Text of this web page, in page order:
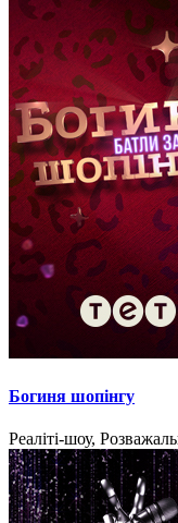
Богиня шопінгу
Реаліті-шоу,